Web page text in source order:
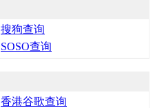
搜狗查询
SOSO查询
香港谷歌查询